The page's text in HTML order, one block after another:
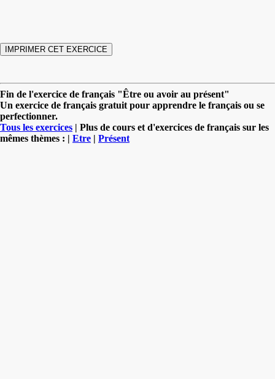
Fin de l'exercice de français "Être ou avoir au présent"
Un exercice de français gratuit pour apprendre le français ou se
perfectionner.
Tous les exercices | Plus de cours et d'exercices de français sur les
mêmes thèmes : | Etre | Présent